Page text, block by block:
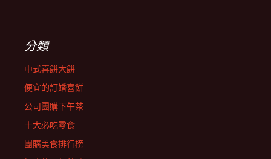
分類
中式喜餅大餅
便宜的訂婚喜餅
公司團購下午茶
十大必吃零食
團購美食排行榜